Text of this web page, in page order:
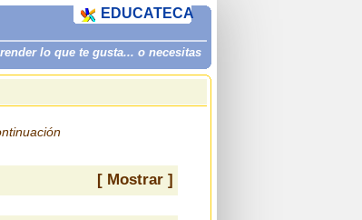
lo que te gusta... o necesitas
EDUCATECA
[ Mostrar ]